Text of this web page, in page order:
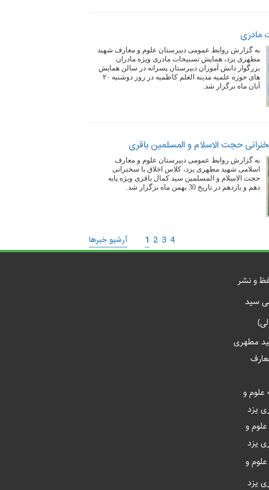
مادری
به گزارش روابط عمومی دبیرستان علوم و معارف شهید
مطهری یزد، همایش تسبیحات مادری ویژه مادران
بزرگوار دانش آموزان دبیرستان پسرانه در سالن همایش
های حوزه علمیه مدینه العلم کاظمیه در روز دوشنبه ۲۰
آبان ماه برگزار شد.
حجت الاسلام و المسلمین باقری
به گزارش روابط عمومی دبیرستان علوم و معارف
اسلامی شهید مطهری یزد، کلاس اخلاق با سخنرانی
حجت الاسلام و المسلمین سید کمال باقری ویژه پایه
دهم و یازدهم در تاریخ 30 بهمن ماه برگزار شد.
1 2 3 4 آرشیو خبر‌ها
و نشر
سيد
مطهری
علوم و
یزد
علوم و
یزد
علوم و
یزد